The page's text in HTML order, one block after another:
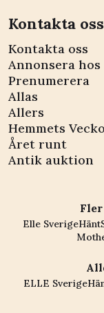
Kontakta oss
Kontakta oss
Annonsera hos
Prenumerera
Allas
Allers
Hemmets
Året runt
Antik auktion
Elle SverigeHänt
ELLE Sverige